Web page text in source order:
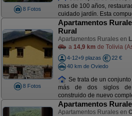
8 Fotos
mas de 100 años,
cuidado jardín. Esta
8 Fotos
Apartamentos
Rural
Apartamentos Rurales en
a 14,9 km de Tolivia
4-12+9 plazas
22 €
40 km de Oviedo
Se trata de un
más de dos siglos de
construido de nuevo
Apartamentos
Apartamentos Rurales en